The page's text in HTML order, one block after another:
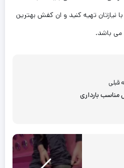
نیازتان تهیه کنید و ان کفش بهترین
می باشد.
قبلی
بارداری